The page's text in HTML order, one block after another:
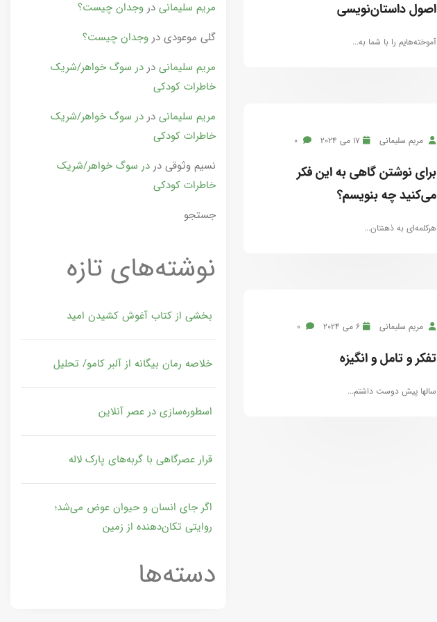
اصول داستان‌‌نویسی
آموخته‌هایم را با شما به...
مریم سلیمانی 17 می 2024
برای نوشتن گاهی به این فکر
می‌کنید چه بنویسم؟
هرکلمه‌ای به ذهنتان...
مریم سلیمانی 6 می 2024
تفکر و‌ تامل و انگیزه
سالها پیش دوست داشتم...
مریم سلیمانی دروجدان چیست؟
گلی موعودی دروجدان چیست؟
مریم سلیمانی دردر سوگ خواهر/شریک
خاطرات کودکی
مریم سلیمانی دردر سوگ خواهر/شریک
خاطرات کودکی
نسیم وثوقی دردر سوگ خواهر/شریک
خاطرات کودکی
جستجو
نوشته‌های تازه
بخشی از کتاب آغوش کشیدن امید
خلاصه رمان بیگانه از آلبر کامو/ تحلیل
اسطوره‌سازی در عصر آنلاین
قرار عصرگاهی با گربه‌های پارک لاله
اگر جای انسان و حیوان عوض می‌شد؛
روایتی تکان‌دهنده از زمین
دسته‌ها